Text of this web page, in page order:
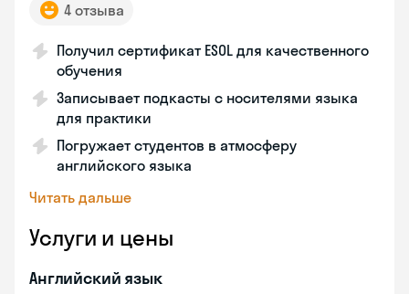
4 отзыва
Получил сертификат ESOL для качественного
обучения
Записывает подкасты с носителями языка
для практики
Погружает студентов в атмосферу
английского языка
Читать дальше
Услуги и цены
Английский язык